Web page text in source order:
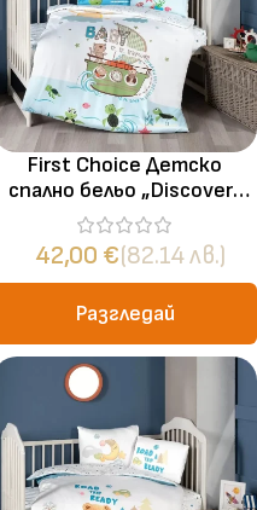
First Choice Детско
спално бельо „Discover“
Бамбук Сатен – 100%
бамбук – 4 части – за
бебешко легло
42,00 €(82.14 лв.)
Разгледай